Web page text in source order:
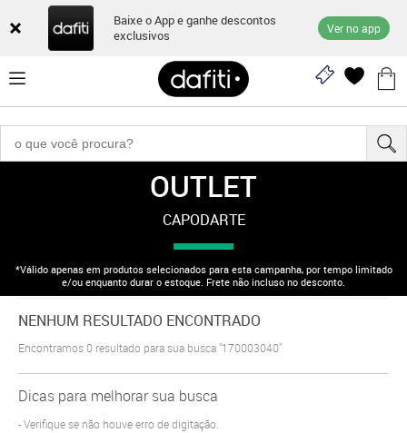
Baixe o App e ganhe descontos
exclusivos
Ver no app
OUTLET
CAPODARTE
*Válido apenas em produtos selecionados para esta campanha, por tempo limitado
e/ou enquanto durar o estoque. Frete não incluso no desconto.
NENHUM RESULTADO ENCONTRADO
Encontramos0 resultado para sua busca"170003040"
Dicas para melhorar sua busca
Verifique se não houve erro de digitação.